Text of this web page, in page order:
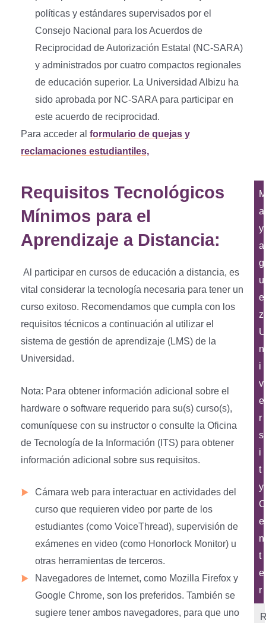
M
a
y
a
g
u
e
z
U
n
i
v
e
r
s
i
t
y
C
e
n
t
e
r
políticas y estándares supervisados por el
Consejo Nacional para los Acuerdos de
Reciprocidad de Autorización Estatal (NC-SARA)
y administrados por cuatro compactos regionales
de educación superior. La Universidad Albizu ha
sido aprobada por NC-SARA para participar en
este acuerdo de reciprocidad.
Para acceder al formulario de quejas y
reclamaciones estudiantiles,
Requisitos Tecnológicos
Mínimos para el
Aprendizaje a Distancia:
Al participar en cursos de educación a distancia, es
vital considerar la tecnología necesaria para tener un
curso exitoso. Recomendamos que cumpla con los
requisitos técnicos a continuación al utilizar el
sistema de gestión de aprendizaje (LMS) de la
Universidad.
Nota: Para obtener información adicional sobre el
hardware o software requerido para su(s) curso(s),
comuníquese con su instructor o consulte la Oficina
de Tecnología de la Información (ITS) para obtener
información adicional sobre sus requisitos.
Cámara web para interactuar en actividades del
curso que requieren video por parte de los
estudiantes (como VoiceThread), supervisión de
exámenes en video (como Honorlock Monitor) u
otras herramientas de terceros.
Navegadores de Internet, como Mozilla Firefox y
Google Chrome, son los preferidos. También se
sugiere tener ambos navegadores, para que uno